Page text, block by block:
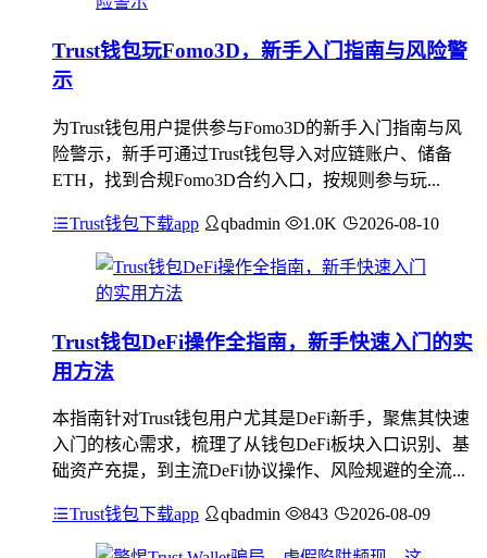
Trust钱包玩Fomo3D，新手入门指南与风险警
示
为Trust钱包用户提供参与Fomo3D的新手入门指南与风
险警示，新手可通过Trust钱包导入对应链账户、储备
ETH，找到合规Fomo3D合约入口，按规则参与玩...
Trust钱包下载app qbadmin 1.0K 2026-08-10
Trust钱包DeFi操作全指南，新手快速入门的实
用方法
本指南针对Trust钱包用户尤其是DeFi新手，聚焦其快速
入门的核心需求，梳理了从钱包DeFi板块入口识别、基
础资产充提，到主流DeFi协议操作、风险规避的全流...
Trust钱包下载app qbadmin 843 2026-08-09